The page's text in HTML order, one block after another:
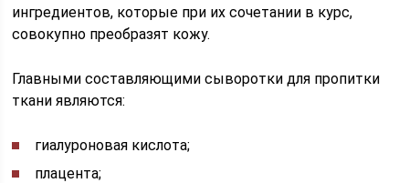
ингредиентов, которые при их сочетании в курс,
совокупно преобразят кожу.
Главными составляющими сыворотки для пропитки
ткани являются:
гиалуроновая кислота;
плацента;